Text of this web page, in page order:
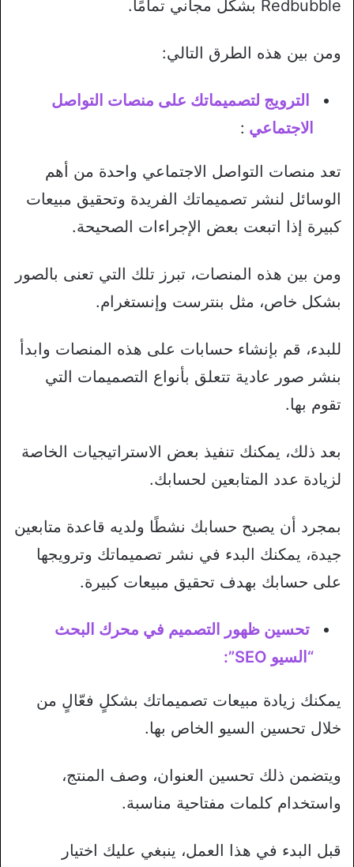
Redbubble بشكل مجاني تمامًا.
ومن بين هذه الطرق التالي:
الترويج لتصميماتك على منصات التواصل
الاجتماعي :
تعد منصات التواصل الاجتماعي واحدة من أهم
الوسائل لنشر تصميماتك الفريدة وتحقيق مبيعات
كبيرة إذا اتبعت بعض الإجراءات الصحيحة.
ومن بين هذه المنصات، تبرز تلك التي تعنى بالصور
بشكل خاص، مثل بنترست وإنستغرام.
للبدء، قم بإنشاء حسابات على هذه المنصات وابدأ
بنشر صور عادية تتعلق بأنواع التصميمات التي
تقوم بها.
بعد ذلك، يمكنك تنفيذ بعض الاستراتيجيات الخاصة
لزيادة عدد المتابعين لحسابك.
بمجرد أن يصبح حسابك نشطًا ولديه قاعدة متابعين
جيدة، يمكنك البدء في نشر تصميماتك وترويجها
على حسابك بهدف تحقيق مبيعات كبيرة.
تحسين ظهور التصميم في محرك البحث
“السيو SEO”:
يمكنك زيادة مبيعات تصميماتك بشكلٍ فعّالٍ من
خلال تحسين السيو الخاص بها.
ويتضمن ذلك تحسين العنوان، وصف المنتج،
واستخدام كلمات مفتاحية مناسبة.
قبل البدء في هذا العمل، ينبغي عليك اختيار